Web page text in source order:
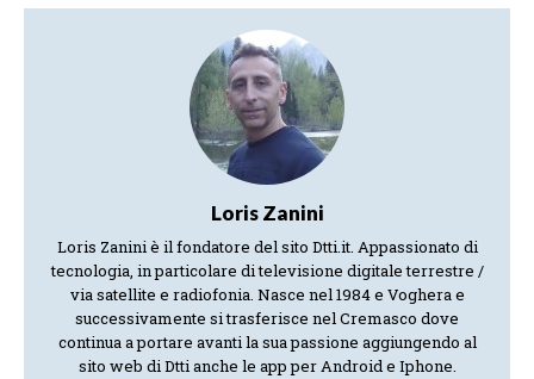
Loris Zanini
Loris Zanini è il fondatore del sito Dtti.it. Appassionato di
tecnologia, in particolare di televisione digitale terrestre /
via satellite e radiofonia. Nasce nel 1984 e Voghera e
successivamente si trasferisce nel Cremasco dove
continua a portare avanti la sua passione aggiungendo al
sito web di Dtti anche le app per Android e Iphone.